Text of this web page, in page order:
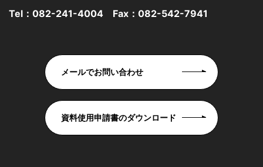
Tel： 082-241-4004 Fax：082-542-7941
メールでお問い合わせ
資料使用申請書のダウンロード